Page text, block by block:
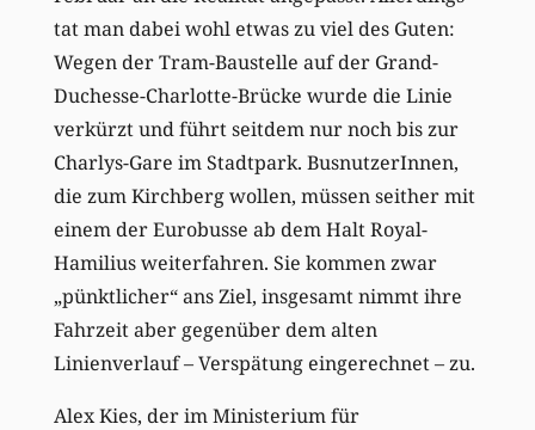
tat man dabei wohl etwas zu viel des Guten:
Wegen der Tram-Baustelle auf der Grand-
Duchesse-Charlotte-Brücke wurde die Linie
verkürzt und führt seitdem nur noch bis zur
Charlys-Gare im Stadtpark. BusnutzerInnen,
die zum Kirchberg wollen, müssen seither mit
einem der Eurobusse ab dem Halt Royal-
Hamilius weiterfahren. Sie kommen zwar
„pünktlicher“ ans Ziel, insgesamt nimmt ihre
Fahrzeit aber gegenüber dem alten
Linienverlauf – Verspätung eingerechnet – zu.
Alex Kies, der im Ministerium für